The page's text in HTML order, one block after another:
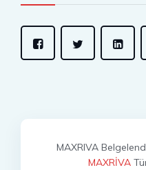
MAXRIVA
MAXRİVA